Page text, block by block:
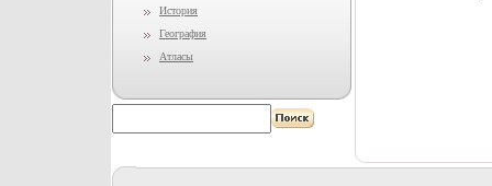
История
География
Атласы